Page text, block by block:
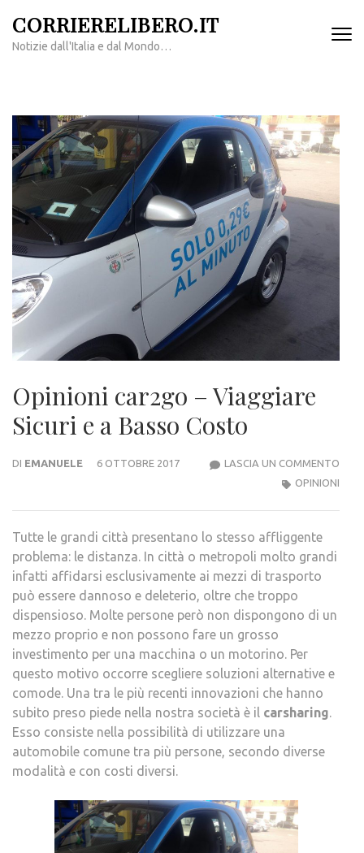
contenuto
CORRIERELIBERO.IT
Notizie dall'Italia e dal Mondo…
Opinioni car2go – Viaggiare
Sicuri e a Basso Costo
DI EMANUELE 6 OTTOBRE 2017 LASCIA UN COMMENTO
OPINIONI
Tutte le grandi città presentano lo stesso affliggente
problema: le distanza. In città o metropoli molto grandi
infatti affidarsi esclusivamente ai mezzi di trasporto
può essere dannoso e deleterio, oltre che troppo
dispensioso. Molte persone però non dispongono di un
mezzo proprio e non possono fare un grosso
investimento per una macchina o un motorino. Per
questo motivo occorre scegliere soluzioni alternative e
comode. Una tra le più recenti innovazioni che hanno
subito preso piede nella nostra società è il carsharing.
Esso consiste nella possibilità di utilizzare una
automobile comune tra più persone, secondo diverse
modalità e con costi diversi.